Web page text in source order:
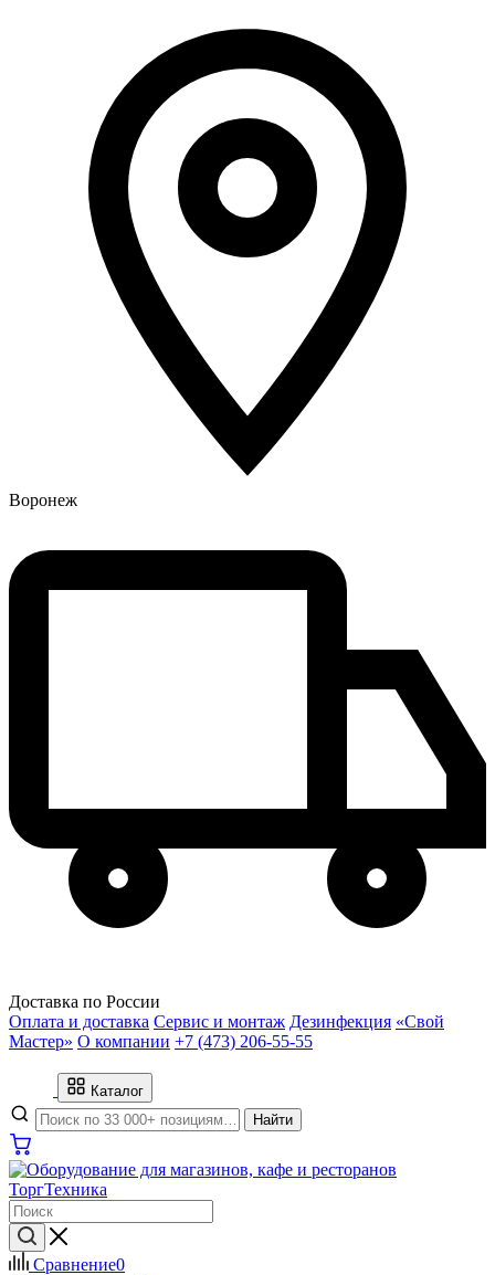
Воронеж
Доставка по России
Оплата и доставка Сервис и монтаж Дезинфекция «Свой
Мастер» О компании +7 (473) 206-55-55
Каталог
Найти
Сравнение0